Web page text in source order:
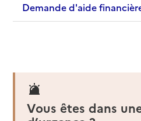
Demande d'aide
Vous êtes dans